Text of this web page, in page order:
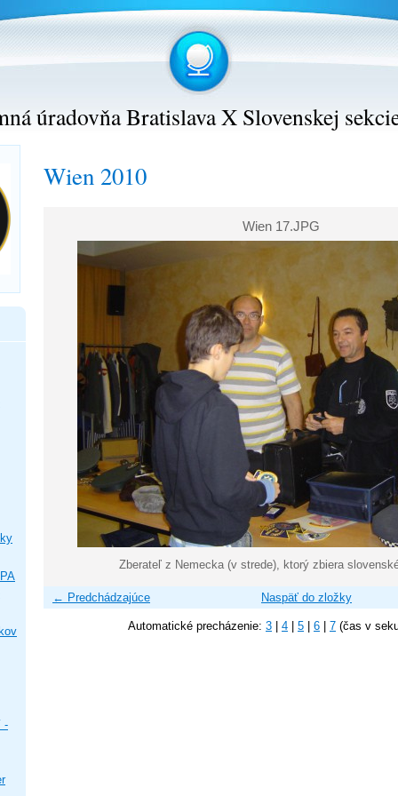
úradovňa Bratislava X Slovenskej
Wien 2010
Wien 17.JPG
Zberateľ z Nemecka (v strede), ktorý zbiera
← Predchádzajúce Naspäť do zložky
Automatické precházenie: 3 4 5 6 7 (čas v
-